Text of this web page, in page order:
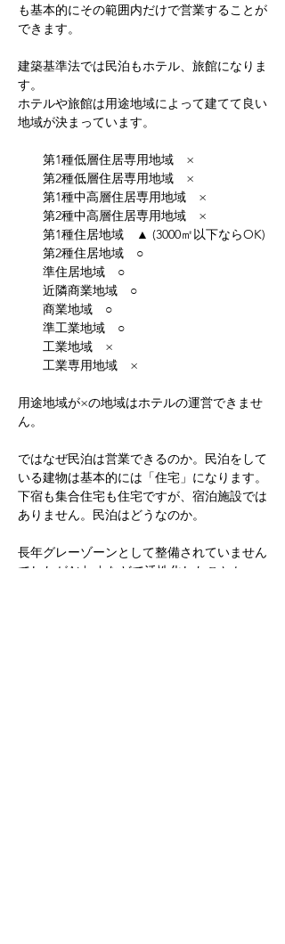
も基本的にその範囲内だけで営業することが
できます。
建築基準法では民泊もホテル、旅館になりま
す。
ホテルや旅館は用途地域によって建てて良い
地域が決まっています。
第1種低層住居専用地域　×
第2種低層住居専用地域　×
第1種中高層住居専用地域　×
第2種中高層住居専用地域　×
第1種住居地域　▲ (3000㎡以下ならOK)
第2種住居地域　○
準住居地域　○
近隣商業地域　○
商業地域　○
準工業地域　○
工業地域　×
工業専用地域　×
用途地域が×の地域はホテルの運営できませ
ん。
ではなぜ民泊は営業できるのか。民泊をして
いる建物は基本的には「住宅」になります。
下宿も集合住宅も住宅ですが、宿泊施設では
ありません。民泊はどうなのか。
長年グレーゾーンとして整備されていません
でしたがAirbnbなどで活性化したことか